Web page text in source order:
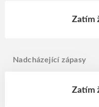
Zatím
Nadcházející zápasy
Zatím